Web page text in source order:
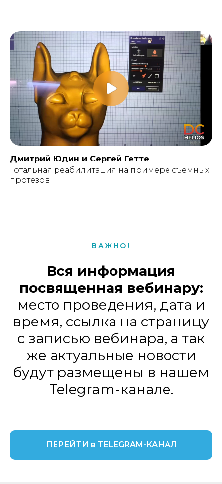
Дмитрий Юдин и Сергей Гетте
Тотальная реабилитация на примере съемных
протезов
ВАЖНО!
Вся информация
посвященная вебинару:
место проведения, дата и
время, ссылка на страницу
с записью вебинара, а так
же актуальные новости
будут размещены в нашем
Telegram-канале.
ПЕРЕЙТИ в TELEGRAM-КАНАЛ